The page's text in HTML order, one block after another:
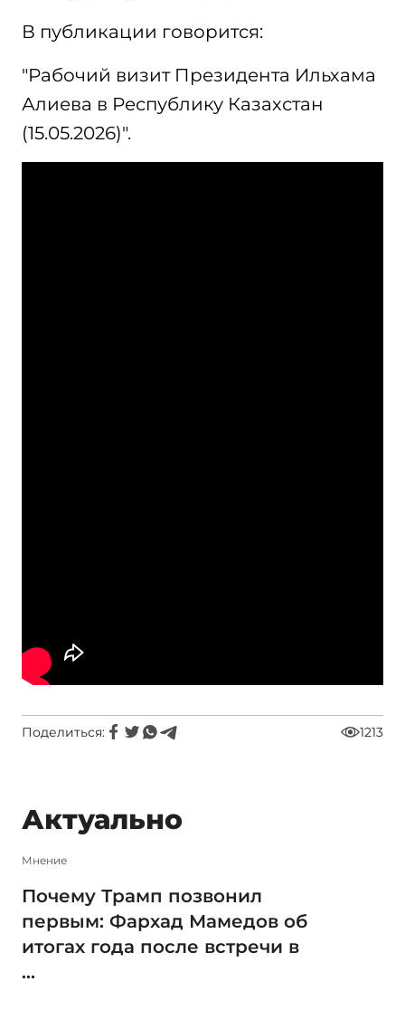
В публикации говорится:
"Рабочий визит Президента Ильхама
Алиева в Республику Казахстан
(15.05.2026)".
Поделиться: 1213
Актуально
Мнение
Почему Трамп позвонил
первым: Фархад Мамедов об
итогах года после встречи в
...